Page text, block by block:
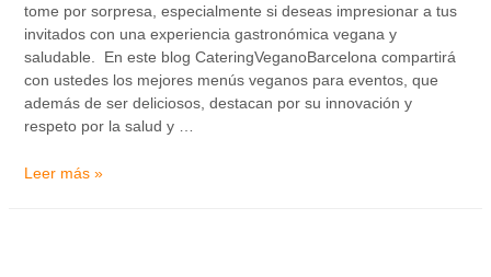
tome por sorpresa, especialmente si deseas impresionar a tus
invitados con una experiencia gastronómica vegana y
saludable. En este blog CateringVeganoBarcelona compartirá
con ustedes los mejores menús veganos para eventos, que
además de ser deliciosos, destacan por su innovación y
respeto por la salud y …
Leer más »